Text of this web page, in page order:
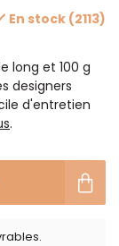
En stock (2113)
long et 100 g
designers
d'entretien
.